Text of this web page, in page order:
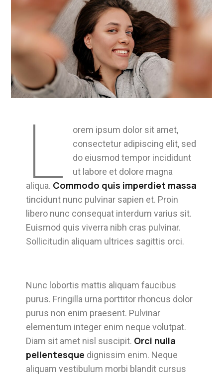
L
orem ipsum dolor sit amet,
consectetur adipiscing elit, sed
do eiusmod tempor incididunt
ut labore et dolore magna
aliqua. Commodo quis imperdiet massa
tincidunt nunc pulvinar sapien et. Proin
libero nunc consequat interdum varius sit.
Euismod quis viverra nibh cras pulvinar.
Sollicitudin aliquam ultrices sagittis orci.
Nunc lobortis mattis aliquam faucibus
purus. Fringilla urna porttitor rhoncus dolor
purus non enim praesent. Pulvinar
elementum integer enim neque volutpat.
Diam sit amet nisl suscipit. Orci nulla
pellentesque dignissim enim. Neque
aliquam vestibulum morbi blandit cursus